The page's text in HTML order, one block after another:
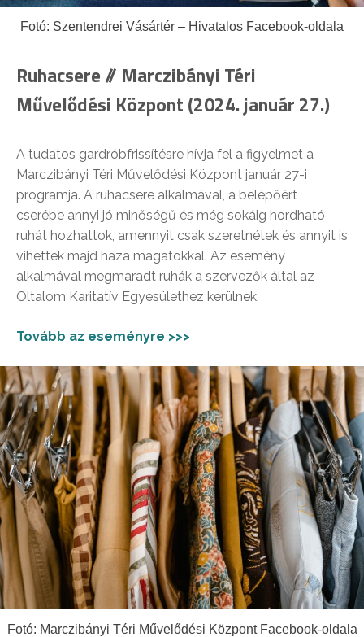
Fotó: Szentendrei Vásártér – Hivatalos Facebook-oldala
Ruhacsere // Marczibányi Téri
Művelődési Központ (2024. január 27.)
A tudatos gardróbfrissítésre hívja fel a figyelmet a
Marczibányi Téri Művelődési Központ január 27-i
programja. A ruhacsere alkalmával, a belépőért
cserébe annyi jó minőségű és még sokáig hordható
ruhát hozhattok, amennyit csak szeretnétek és annyit is
vihettek majd haza magatokkal. Az esemény
alkalmával megmaradt ruhák a szervezők által az
Oltalom Karitatív Egyesülethez kerülnek.
Tovább az eseményre >>>
Fotó: Marczibányi Téri Művelődési Központ Facebook-oldala